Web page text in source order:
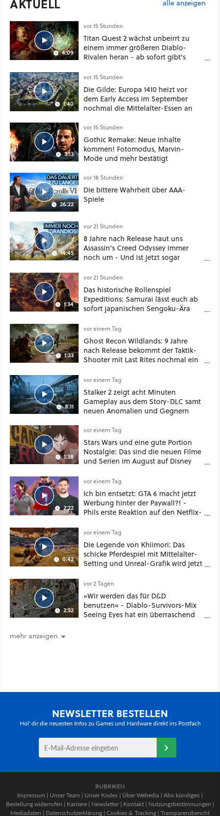
AKTUELL alle anzeigen
4:09
vor 15 Stunden
Titan Quest 2 wächst unbeirrt zu
einem immer größeren Diablo-
Rivalen heran - ab sofort gibt's
Klasse
1:40
vor 15 Stunden
Die Gilde: Europa 1410 heizt vor
dem Early Access im September
nochmal die Mittelalter-Essen an
3:13
vor 15 Stunden
Gothic Remake: Neue Inhalte
kommen! Fotomodus, Marvin-
Mode und mehr bestätigt
26:22
vor 18 Stunden
Die bittere Wahrheit über AAA-
Spiele
14:45
vor 21 Stunden
8 Jahre nach Release haut uns
Assassin's Creed Odyssey immer
noch um - Und ist jetzt sogar
1:34
vor 21 Stunden
Das historische Rollenspiel
Expeditions: Samurai lässt euch ab
sofort japanischen Sengoku-Ära
oder Diplomatie
1:33
vor einem Tag
Ghost Recon Wildlands: 9 Jahre
nach Release bekommt der Taktik-
Shooter mit Last Rites nochmal ein
8:11
vor einem Tag
Stalker 2 zeigt acht Minuten
Gameplay aus dem Story-DLC samt
neuen Anomalien und Gegnern
1:38
vor einem Tag
Stars Wars und eine gute Portion
Nostalgie: Das sind die neuen Filme
und Serien im August auf Disney
2:22
vor einem Tag
Ich bin entsetzt: GTA 6 macht jetzt
Werbung hinter der Paywall?! -
Phils erste Reaktion auf den Netflix-
0:42
vor einem Tag
Die Legende von Khiimori: Das
schicke Pferdespiel mit Mittelalter-
Setting und Unreal-Grafik wird jetzt
2:52
vor 2 Tagen
»Wir werden das für D&D
benutzen« - Diablo-Survivors-Mix
Seeing Eyes hat ein überraschend
mehr anzeigen
NEWSLETTER BESTELLEN
Hol' dir die neuesten Infos zu Games und Hardware direkt ins Postfach
RUBRIKEN
Impressum | Unser Team | Unser Kodex | Über Webedia | Abo kündigen |
Bestellung widerrufen | Karriere | Newsletter | Kontakt | Nutzungsbestimmungen |
Mediadaten | Datenschutzerklärung | Cookies & Tracking | Transparenzbericht